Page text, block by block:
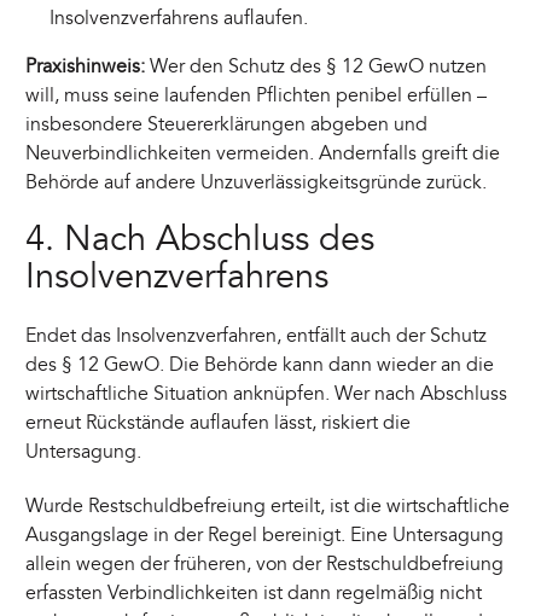
Insolvenzverfahrens auflaufen.
Praxishinweis: Wer den Schutz des § 12 GewO nutzen
will, muss seine laufenden Pflichten penibel erfüllen –
insbesondere Steuererklärungen abgeben und
Neuverbindlichkeiten vermeiden. Andernfalls greift die
Behörde auf andere Unzuverlässigkeitsgründe zurück.
4. Nach Abschluss des
Insolvenzverfahrens
Endet das Insolvenzverfahren, entfällt auch der Schutz
des § 12 GewO. Die Behörde kann dann wieder an die
wirtschaftliche Situation anknüpfen. Wer nach Abschluss
erneut Rückstände auflaufen lässt, riskiert die
Untersagung.
Wurde Restschuldbefreiung erteilt, ist die wirtschaftliche
Ausgangslage in der Regel bereinigt. Eine Untersagung
allein wegen der früheren, von der Restschuldbefreiung
erfassten Verbindlichkeiten ist dann regelmäßig nicht